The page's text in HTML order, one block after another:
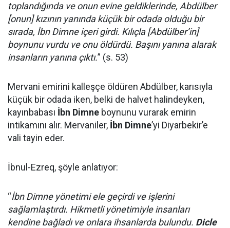
toplandığında ve onun evine geldiklerinde, Abdülber
[onun] kızının yanında küçük bir odada olduğu bir
sırada, İbn Dimne içeri girdi. Kılıçla [Abdülber’in]
boynunu vurdu ve onu öldürdü. Başını yanına alarak
insanların yanına çıktı.” (s. 53)
Mervani emirini kalleşçe öldüren Abdülber, karısıyla
küçük bir odada iken, belki de halvet halindeyken,
kayınbabası İbn Dimne boynunu vurarak emirin
intikamını alır. Mervaniler, İbn Dimne’yi Diyarbekir’e
vali tayin eder.
İbnul-Ezreq, şöyle anlatıyor:
“İbn Dimne yönetimi ele geçirdi ve işlerini
sağlamlaştırdı. Hikmetli yönetimiyle insanları
kendine bağladı ve onlara ihsanlarda bulundu. Dicle